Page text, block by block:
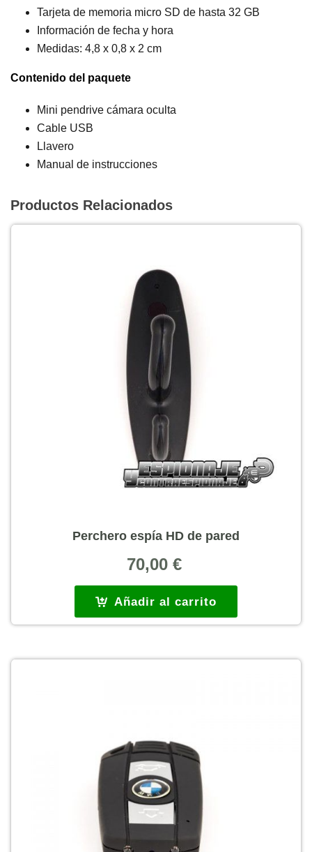
Tarjeta de memoria micro SD de hasta 32 GB
Información de fecha y hora
Medidas: 4,8 x 0,8 x 2 cm
Contenido del paquete
Mini pendrive cámara oculta
Cable USB
Llavero
Manual de instrucciones
Productos Relacionados
Perchero espía HD de pared
70,00 €
Añadir al carrito